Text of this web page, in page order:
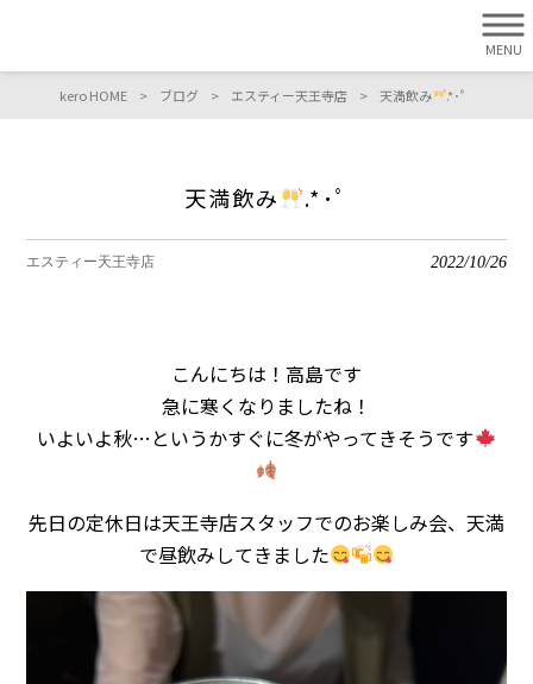
MENU
kero HOME > ブログ > エスティー天王寺店 > 天満飲み .*･ﾟ
天満飲み .*･ﾟ
エスティー天王寺店 2022/10/26
こんにちは！高島です
急に寒くなりましたね！
いよいよ秋…というかすぐに冬がやってきそうです
先日の定休日は天王寺店スタッフでのお楽しみ会、天満
で昼飲みしてきました